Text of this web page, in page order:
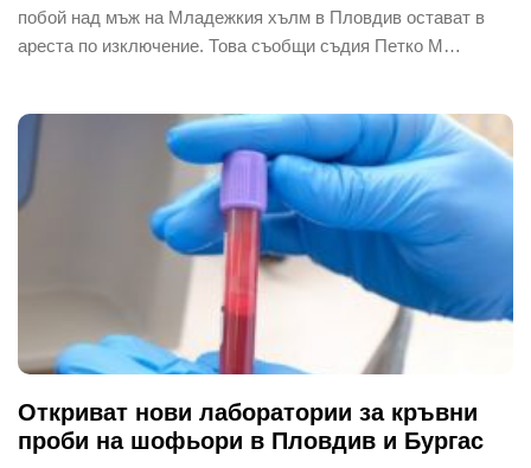
побой над мъж на Младежкия хълм в Пловдив остават в
ареста по изключение. Това съобщи съдия Петко М…
Откриват нови лаборатории за кръвни
проби на шофьори в Пловдив и Бургас